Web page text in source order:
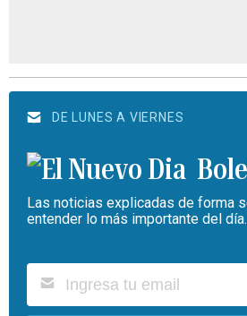
DE LUNES A VIERNES
Las noticias explicadas de forma
entender lo más importante del día.